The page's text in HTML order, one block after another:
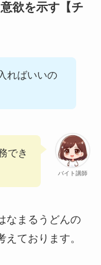
欲を示す【チ
ればいいの
バイト講師
でき
なまるうどんの
ております。